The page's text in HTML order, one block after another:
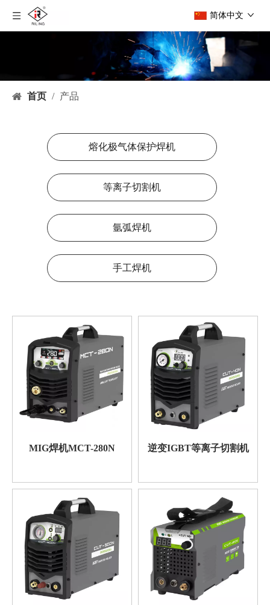
简体中文
首页 / 产品
熔化极气体保护焊机
等离子切割机
氩弧焊机
手工焊机
MIG焊机MCT-280N 逆变IGBT等离子切割机